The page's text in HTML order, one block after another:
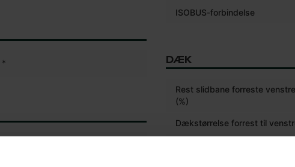
*
ISOBUS-forbindelse
DÆK
Rest slidbane forreste
(%)
Dækstørrelse forrest til